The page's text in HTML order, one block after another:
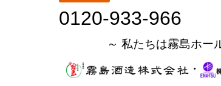
0120-933-966
～ 私たちは霧島ホー
・